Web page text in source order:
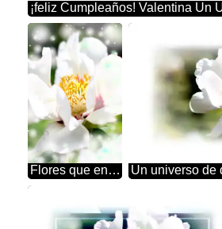
Flores que enamoran: una oda al amor y la amistad